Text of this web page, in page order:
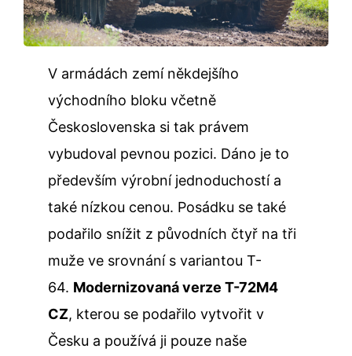
V armádách zemí někdejšího
východního bloku včetně
Československa si tak právem
vybudoval pevnou pozici. Dáno je to
především výrobní jednoduchostí a
také nízkou cenou. Posádku se také
podařilo snížit z původních čtyř na tři
muže ve srovnání s variantou T-
64. Modernizovaná verze T-72M4
CZ, kterou se podařilo vytvořit v
Česku a používá ji pouze naše